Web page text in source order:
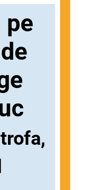
pe